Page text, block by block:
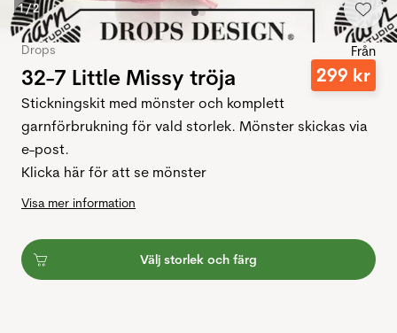
1/2
Drops
32-7 Little Missy tröja
Från
299 kr
Stickningskit med mönster och komplett
garnförbrukning för vald storlek. Mönster skickas via
e-post.
Klicka här för att se mönster
Visa mer information
Välj storlek och färg